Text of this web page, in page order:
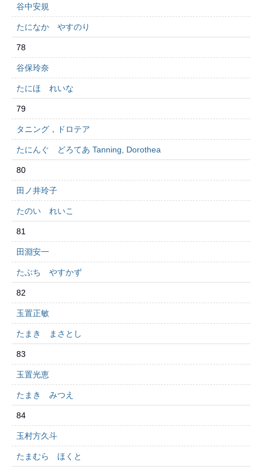
谷中安規
たになか やすのり
78
谷保玲奈
たにほ れいな
79
タニング，ドロテア
たにんぐ どろてあ Tanning, Dorothea
80
田ノ井玲子
たのい れいこ
81
田淵安一
たぶち やすかず
82
玉置正敏
たまき まさとし
83
玉置光恵
たまき みつえ
84
玉村方久斗
たまむら ほくと